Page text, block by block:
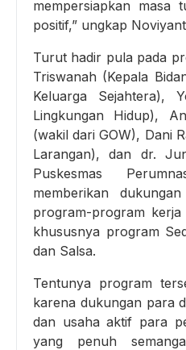
mempersiapkan masa
positif,” ungkap
Turut hadir pula pada
Triswanah (Kepala
Keluarga Sejahtera),
Lingkungan Hidup),
(wakil dari GOW), Dani
Larangan), dan dr.
Puskesmas
memberikan
program-program
khususnya program
dan Salsa.
Tentunya program
karena dukungan para
dan usaha aktif para
yang penuh